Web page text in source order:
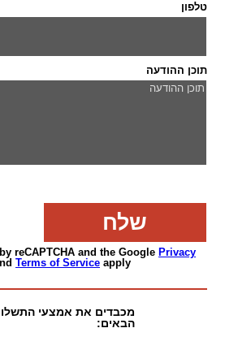
טלפון
תוכן ההודעה
reCAPTCHA and the Google Privacy
Terms of Service apply.
מכבדים את אמצעי
הבאים: